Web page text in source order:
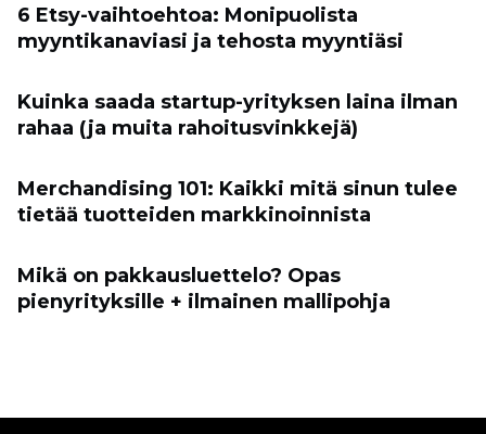
6 Etsy-vaihtoehtoa: Monipuolista
myyntikanaviasi ja tehosta myyntiäsi
Kuinka saada startup-yrityksen laina ilman
rahaa (ja muita rahoitusvinkkejä)
Merchandising 101: Kaikki mitä sinun tulee
tietää tuotteiden markkinoinnista
Mikä on pakkausluettelo? Opas
pienyrityksille + ilmainen mallipohja